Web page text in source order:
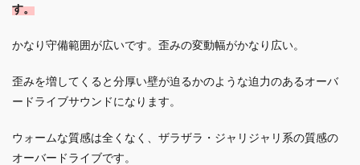
す。
かなり守備範囲が広いです。歪みの変動幅がかなり広い。
歪みを増してくると分厚い壁が迫るかのような迫力のあるオーバ
ードライブサウンドになります。
ウォームな質感は全くなく、ザラザラ・ジャリジャリ系の質感の
オーバードライブです。